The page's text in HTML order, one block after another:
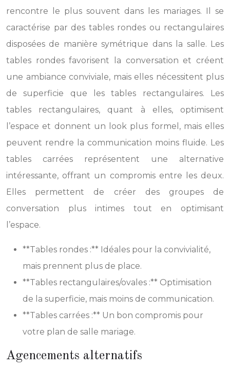
rencontre le plus souvent dans les mariages. Il se
caractérise par des tables rondes ou rectangulaires
disposées de manière symétrique dans la salle. Les
tables rondes favorisent la conversation et créent
une ambiance conviviale, mais elles nécessitent plus
de superficie que les tables rectangulaires. Les
tables rectangulaires, quant à elles, optimisent
l’espace et donnent un look plus formel, mais elles
peuvent rendre la communication moins fluide. Les
tables carrées représentent une alternative
intéressante, offrant un compromis entre les deux.
Elles permettent de créer des groupes de
conversation plus intimes tout en optimisant
l’espace.
**Tables rondes :** Idéales pour la convivialité,
mais prennent plus de place.
**Tables rectangulaires/ovales :** Optimisation
de la superficie, mais moins de communication.
**Tables carrées :** Un bon compromis pour
votre plan de salle mariage.
Agencements alternatifs